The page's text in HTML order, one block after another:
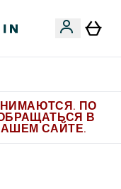
ПО
В
САЙТЕ.